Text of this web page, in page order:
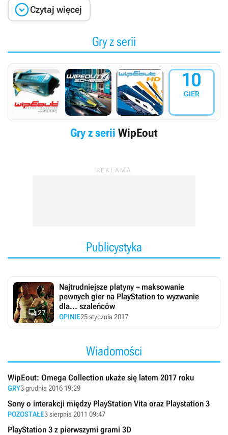
Czytaj więcej
Gry z serii
10
GIER
Gry z serii WipEout
Publicystyka
27
Najtrudniejsze platyny – maksowanie
pewnych gier na PlayStation to wyzwanie
dla... szaleńców
OPINIE25 stycznia 2017
Wiadomości
WipEout: Omega Collection ukaże się latem 2017 roku
GRY3 grudnia 2016 19:29
Sony o interakcji między PlayStation Vita oraz Playstation 3
POZOSTAŁE3 sierpnia 2011 09:47
PlayStation 3 z pierwszymi grami 3D